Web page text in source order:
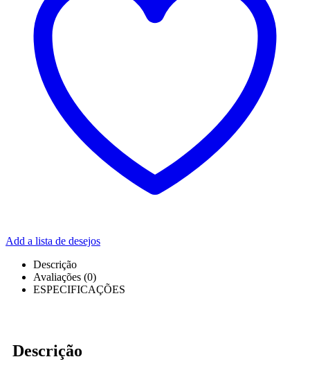
Add a lista de desejos
Descrição
Avaliações (0)
ESPECIFICAÇÕES
Descrição